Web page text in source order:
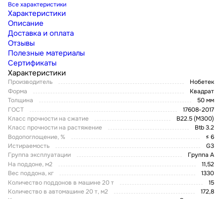
Все характеристики
Характеристики
Описание
Доставка и оплата
Отзывы
Полезные материалы
Сертификаты
Характеристики
Производитель
Нобетек
Форма
Квадрат
Толщина
50 мм
ГОСТ
17608-2017
Класс прочности на сжатие
B22.5 (M300)
Класс прочности на растяжение
Btb 3.2
Водопоглощение, %
≤ 6
Истираемость
G3
Группа эксплуатации
Группа А
На поддоне, м2
11,52
Вес поддона, кг
1330
Количество поддонов в машине 20 т
15
Количество в автомашине 20 т, м2
172,8